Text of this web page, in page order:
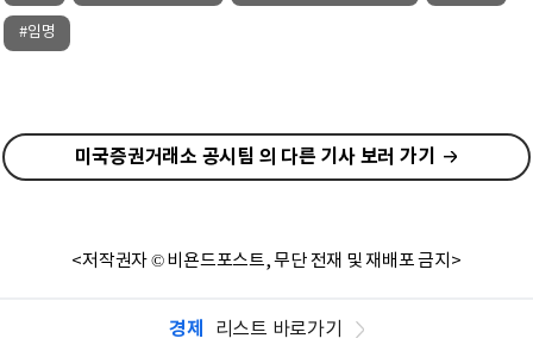
#임명
미국증권거래소 공시팀 의 다른 기사 보러 가기
<저작권자 © 비욘드포스트, 무단 전재 및 재배포 금지>
경제 리스트 바로가기